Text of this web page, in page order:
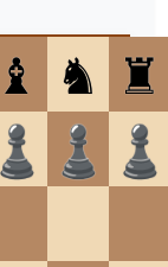
♝ ♞ ♜
♟ ♟